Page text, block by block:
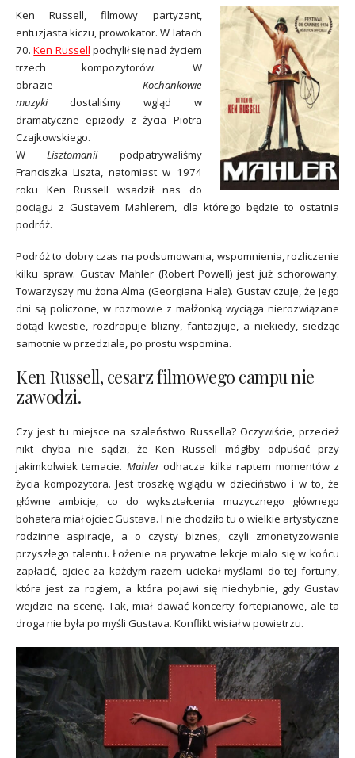
Ken Russell, filmowy partyzant,
entuzjasta kiczu, prowokator. W latach
70.Ken Russell pochylił się nad życiem
trzech kompozytorów. W
obrazie Kochankowie
muzykidostaliśmy wgląd w
dramatyczne epizody z życia Piotra
Czajkowskiego.
WLisztomanii podpatrywaliśmy
Franciszka Liszta, natomiast w 1974
roku Ken Russell wsadził nas do
pociągu z Gustavem Mahlerem, dla którego będzie to ostatnia
podróż.
Podróż to dobry czas na podsumowania, wspomnienia, rozliczenie
kilku spraw. Gustav Mahler (Robert Powell) jest już schorowany.
Towarzyszy mu żona Alma (Georgiana Hale). Gustav czuje, że jego
dni są policzone, w rozmowie z małżonką wyciąga nierozwiązane
dotąd kwestie, rozdrapuje blizny, fantazjuje, a niekiedy, siedząc
samotnie w przedziale, po prostu wspomina.
Ken Russell, cesarz filmowego campu nie
zawodzi.
Czy jest tu miejsce na szaleństwo Russella? Oczywiście, przecież
nikt chyba nie sądzi, że Ken Russell mógłby odpuścić przy
jakimkolwiek temacie. Mahlerodhacza kilka raptem momentów z
życia kompozytora. Jest troszkę wglądu w dzieciństwo i w to, że
główne ambicje, co do wykształcenia muzycznego głównego
bohatera miał ojciec Gustava. I nie chodziło tu o wielkie artystyczne
rodzinne aspiracje, a o czysty biznes, czyli zmonetyzowanie
przyszłego talentu. Łożenie na prywatne lekcje miało się w końcu
zapłacić, ojciec za każdym razem uciekał myślami do tej fortuny,
która jest za rogiem, a która pojawi się niechybnie, gdy Gustav
wejdzie na scenę. Tak, miał dawać koncerty fortepianowe, ale ta
droga nie była po myśli Gustava. Konflikt wisiał w powietrzu.